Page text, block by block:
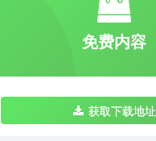
免费内容
获取下载地址